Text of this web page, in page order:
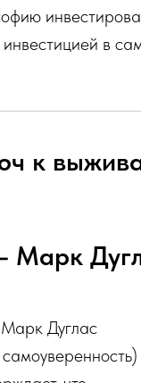
в
к
Марк
Дуглас